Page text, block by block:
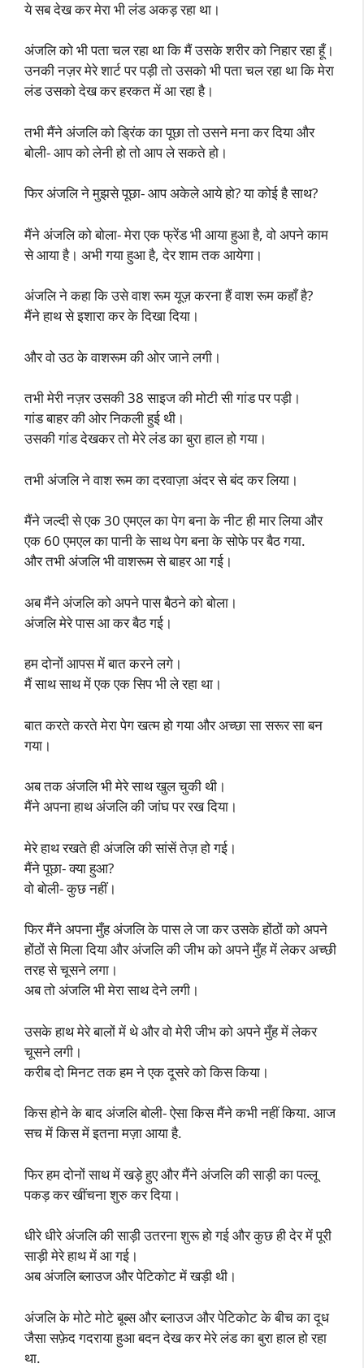
ये सब देख कर मेरा भी लंड अकड़ रहा था।
अंजलि को भी पता चल रहा था कि मैं उसके शरीर को निहार रहा हूँ।
उनकी नज़र मेरे शार्ट पर पड़ी तो उसको भी पता चल रहा था कि मेरा
लंड उसको देख कर हरकत में आ रहा है।
तभी मैंने अंजलि को ड्रिंक का पूछा तो उसने मना कर दिया और
बोली- आप को लेनी हो तो आप ले सकते हो।
फिर अंजलि ने मुझसे पूछा- आप अकेले आये हो? या कोई है साथ?
मैंने अंजलि को बोला- मेरा एक फ्रेंड भी आया हुआ है, वो अपने काम
से आया है। अभी गया हुआ है, देर शाम तक आयेगा।
अंजलि ने कहा कि उसे वाश रूम यूज़ करना हैं वाश रूम कहाँ है?
मैंने हाथ से इशारा कर के दिखा दिया।
और वो उठ के वाशरूम की ओर जाने लगी।
तभी मेरी नज़र उसकी 38 साइज की मोटी सी गांड पर पड़ी।
गांड बाहर की ओर निकली हुई थी।
उसकी गांड देखकर तो मेरे लंड का बुरा हाल हो गया।
तभी अंजलि ने वाश रूम का दरवाज़ा अंदर से बंद कर लिया।
मैंने जल्दी से एक 30 एमएल का पेग बना के नीट ही मार लिया और
एक 60 एमएल का पानी के साथ पेग बना के सोफे पर बैठ गया.
और तभी अंजलि भी वाशरूम से बाहर आ गई।
अब मैंने अंजलि को अपने पास बैठने को बोला।
अंजलि मेरे पास आ कर बैठ गई।
हम दोनों आपस में बात करने लगे।
मैं साथ साथ में एक एक सिप भी ले रहा था।
बात करते करते मेरा पेग खत्म हो गया और अच्छा सा सरूर सा बन
गया।
अब तक अंजलि भी मेरे साथ खुल चुकी थी।
मैंने अपना हाथ अंजलि की जांघ पर रख दिया।
मेरे हाथ रखते ही अंजलि की सांसें तेज़ हो गई।
मैंने पूछा- क्या हुआ?
वो बोली- कुछ नहीं।
फिर मैंने अपना मुँह अंजलि के पास ले जा कर उसके होंठों को अपने
होंठों से मिला दिया और अंजलि की जीभ को अपने मुँह में लेकर अच्छी
तरह से चूसने लगा।
अब तो अंजलि भी मेरा साथ देने लगी।
उसके हाथ मेरे बालों में थे और वो मेरी जीभ को अपने मुँह में लेकर
चूसने लगी।
करीब दो मिनट तक हम ने एक दूसरे को किस किया।
किस होने के बाद अंजलि बोली- ऐसा किस मैंने कभी नहीं किया. आज
सच में किस में इतना मज़ा आया है.
फिर हम दोनों साथ में खड़े हुए और मैंने अंजलि की साड़ी का पल्लू
पकड़ कर खींचना शुरु कर दिया।
धीरे धीरे अंजलि की साड़ी उतरना शुरू हो गई और कुछ ही देर में पूरी
साड़ी मेरे हाथ में आ गई।
अब अंजलि ब्लाउज और पेटिकोट में खड़ी थी।
अंजलि के मोटे मोटे बूब्स और ब्लाउज और पेटिकोट के बीच का दूध
जैसा सफ़ेद गदराया हुआ बदन देख कर मेरे लंड का बुरा हाल हो रहा
था.